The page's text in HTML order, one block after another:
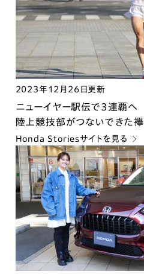
2023年12月26日更新
ニューイヤー駅伝で3連覇へ
陸上競技部がつないできた襷
Honda Storiesサイトを見る